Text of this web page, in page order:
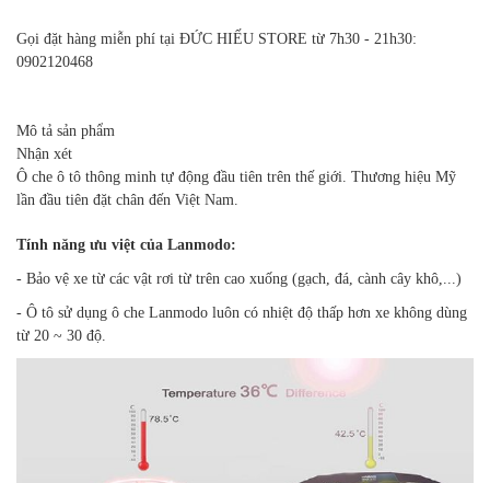
Gọi đặt hàng miễn phí tại ĐỨC HIẾU STORE từ 7h30 - 21h30:
0902120468
Mô tả sản phẩm
Nhận xét
Ô che ô tô thông minh tự động đầu tiên trên thế giới. Thương hiệu Mỹ
lần đầu tiên đặt chân đến Việt Nam.
Tính năng ưu việt của Lanmodo:
- Bảo vệ xe từ các vật rơi từ trên cao xuống (gạch, đá, cành cây khô,...)
- Ô tô sử dụng ô che Lanmodo luôn có nhiệt độ thấp hơn xe không dùng
từ 20 ~ 30 độ.